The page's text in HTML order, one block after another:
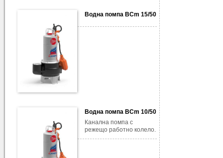
Водна помпа BCm 15/50
Водна помпа BCm 10/50
Канална помпа с
режещо работно колело.